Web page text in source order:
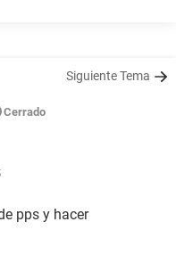
Siguiente Tema
Cerrado
pps y hacer